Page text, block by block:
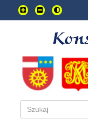
Przejdź
do
głownej